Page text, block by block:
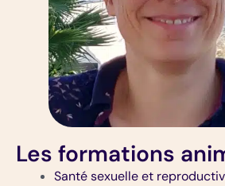
Les formations
Santé sexuelle et